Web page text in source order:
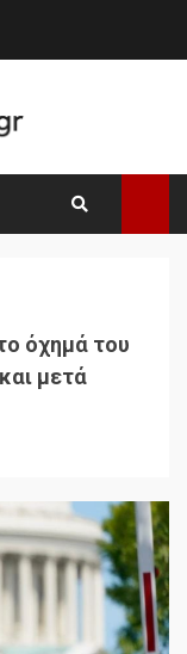
όχημά του
μετά